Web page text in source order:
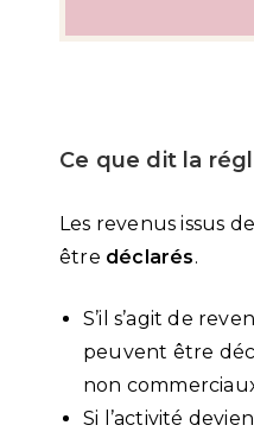
Ce que dit la
Les revenus issus
être déclarés.
S’il s’agit de
peuvent être
non
Si l’activité